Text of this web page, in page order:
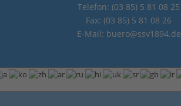
MITGLIEDERBEREICH
UMWELT
Telefon: (03 85) 5 81 08 25
Fax: (03 85) 5 81 08 26
E-Mail: buero@ssv1894.de